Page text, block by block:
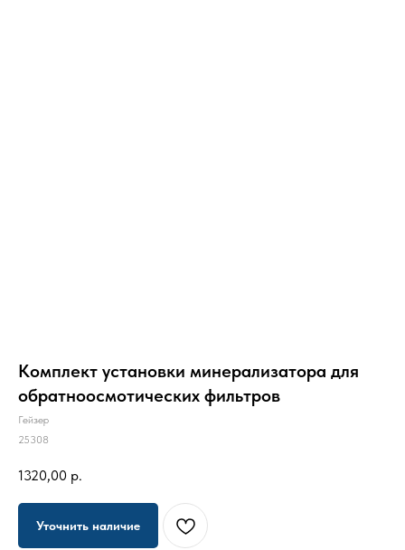
Комплект установки минерализатора для
обратноосмотических фильтров
Гейзер
25308
1320,00 р.
Уточнить наличие